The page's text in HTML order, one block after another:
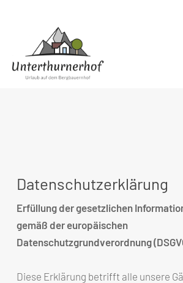
content
Datenschutzerklärung
Erfüllung der gesetzlichen
gemäß der europäischen
Datenschutzgrundverordnung
Diese Erklärung betrifft alle unsere